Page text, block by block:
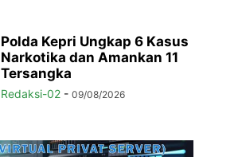
Polda Kepri Ungkap 6 Kasus
Narkotika dan Amankan 11
Tersangka
Redaksi-02 - 09/08/2026